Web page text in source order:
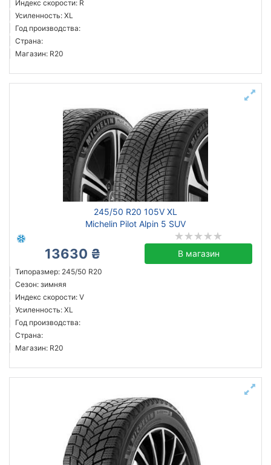
Индекс скорости: R
Усиленность: XL
Год производства:
Страна:
Магазин: R20
245/50 R20 105V XL
Michelin Pilot Alpin 5 SUV
13630 ₴ В магазин
Типоразмер: 245/50 R20
Сезон: зимняя
Индекс скорости: V
Усиленность: XL
Год производства:
Страна:
Магазин: R20